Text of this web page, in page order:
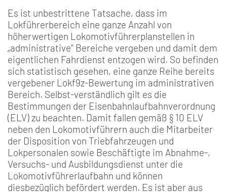
Es ist unbestrittene Tatsache, dass im
Lokführerbereich eine ganze Anzahl von
höherwertigen Lokomotivführerplanstellen in
„administrative“ Bereiche vergeben und damit dem
eigentlichen Fahrdienst entzogen wird. So befinden
sich statistisch gesehen, eine ganze Reihe bereits
vergebener Lokf9z-Bewertung im administrativen
Bereich. Selbst-verständlich gilt es die
Bestimmungen der Eisenbahnlaufbahnverordnung
(ELV) zu beachten. Damit fallen gemäß § 10 ELV
neben den Lokomotivführern auch die Mitarbeiter
der Disposition von Triebfahrzeugen und
Lokpersonalen sowie Beschäftigte im Abnahme-,
Versuchs- und Ausbildungsdienst unter die
Lokomotivführerlaufbahn und können
diesbezüglich befördert werden. Es ist aber aus